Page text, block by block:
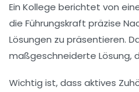
Ein Kollege berichtet von
die Führungskraft präzise
Lösungen zu präsentieren.
maßgeschneiderte Lösung,
Wichtig ist, dass aktives